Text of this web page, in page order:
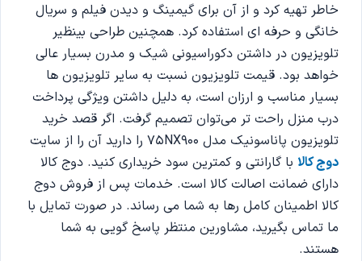
خاطر تهیه کرد و از آن برای گیمینگ و دیدن فیلم و سریال
خانگی و حرفه ای استفاده کرد. همچنین طراحی بینظیر
تلویزیون در داشتن دکوراسیونی شیک و مدرن بسیار عالی
خواهد بود. قیمت تلویزیون نسبت به سایر تلویزیون ها
بسیار مناسب و ارزان است، به دلیل داشتن ویژگی‌ پرداخت
درب منزل راحت تر می‌توان تصمیم گرفت. اگر قصد خرید
تلویزیون پاناسونیک مدل 75NX900 را دارید آن را از سایت
دوج کالا با گارانتی و کمترین سود خریداری کنید. دوج کالا
دارای ضمانت اصالت کالا است. خدمات پس از فروش دوج
کالا اطمینان کامل رها به شما می رساند. در صورت تمایل با
ما تماس بگیرید، مشاورین منتظر پاسخ گویی به شما
هستند.